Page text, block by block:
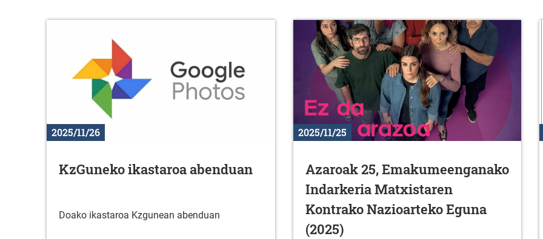
2025/11/26
KzGuneko ikastaroa abenduan
Doako ikastaroa Kzgunean abenduan
2025/11/25
Azaroak 25, Emakumeenganako
Indarkeria Matxistaren
Kontrako Nazioarteko Eguna
(2025)